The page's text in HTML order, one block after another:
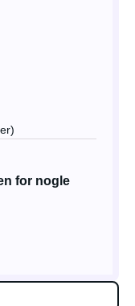
for nogle